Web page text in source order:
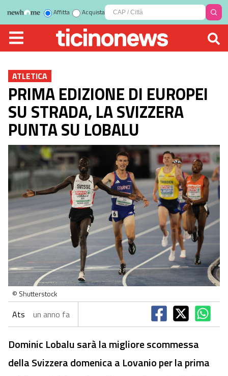
Affitta Acquista
ATLETICA
PRIMA EDIZIONE DI EUROPEI
SU STRADA, LA SVIZZERA
PUNTA SU LOBALU
© Shutterstock
Ats un anno fa
Dominic Lobalu sarà la migliore scommessa
della Svizzera domenica a Lovanio per la prima